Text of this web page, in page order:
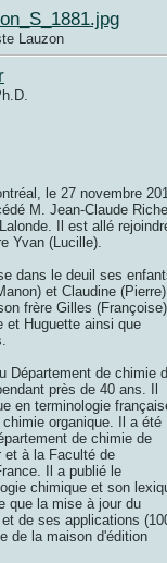
Lauzon
le 27 novembre
M. Jean-Claude
Il est allé
Yvan (Lucille).
dans le deuil ses
et Claudine
frère Gilles
Huguette ainsi que
Département de chimie
près de 40 ans. Il
en terminologie
organique. Il a été
de chimie de
et à la Faculté de
Il a publié le
chimique et son
que la mise à jour du
de ses applications
de la maison d'édition